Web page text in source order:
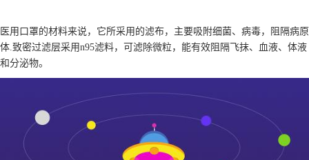
医用口罩的材料来说，它所采用的滤布，主要吸附细菌、病毒，阻隔病原
体.致密过滤层采用n95滤料，可滤除微粒，能有效阻隔飞抹、血液、体液
和分泌物。